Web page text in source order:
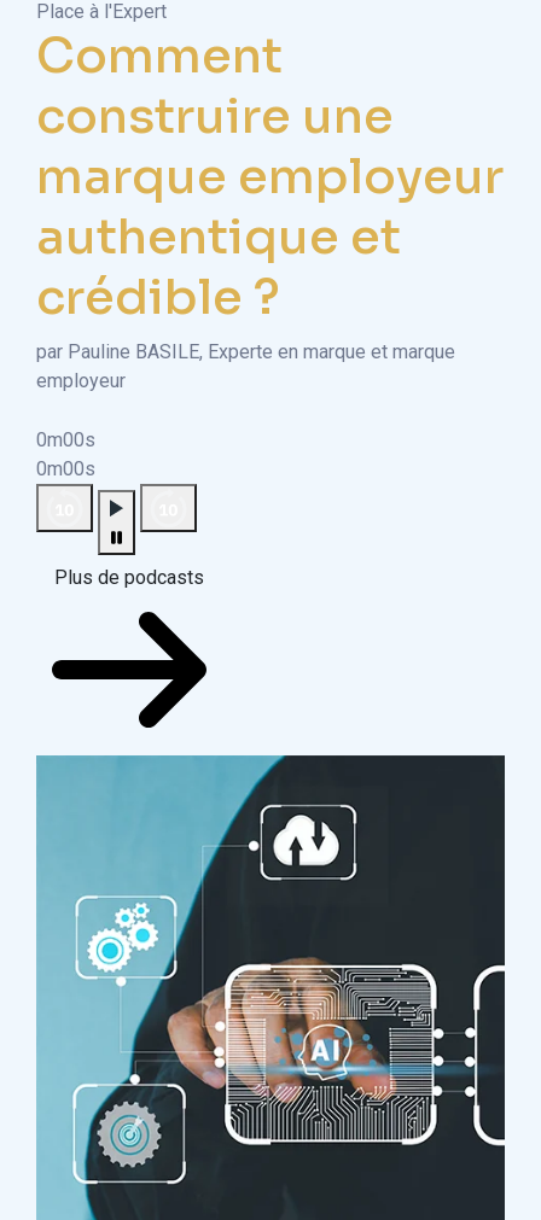
Place à l'Expert
Comment
construire une
marque employeur
authentique et
crédible ?
par Pauline BASILE, Experte en marque et marque
employeur
0m00s
0m00s
Plus de podcasts